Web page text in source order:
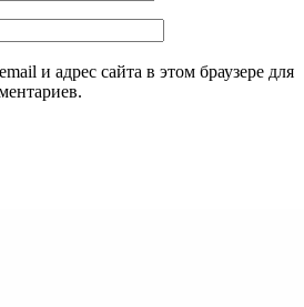
и адрес сайта в этом браузере для